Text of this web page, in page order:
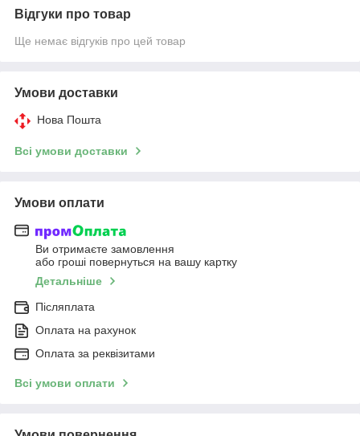
Відгуки про товар
Ще немає відгуків про цей товар
Умови доставки
Нова Пошта
Всі умови доставки
Умови оплати
Ви отримаєте замовлення
або гроші повернуться на вашу картку
Детальніше
Післяплата
Оплата на рахунок
Оплата за реквізитами
Всі умови оплати